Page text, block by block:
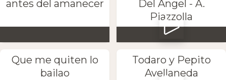
antes del amanecer
Del Angel - A.
Piazzolla
Que me quiten lo
bailao
Todaro y Pepito
Avellaneda